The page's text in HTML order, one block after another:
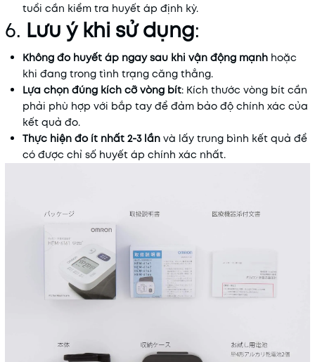
tuổi cần kiểm tra huyết áp định kỳ.
6. Lưu ý khi sử dụng:
Không đo huyết áp ngay sau khi vận động mạnh hoặc
khi đang trong tình trạng căng thẳng.
Lựa chọn đúng kích cỡ vòng bít: Kích thước vòng bít cần
phải phù hợp với bắp tay để đảm bảo độ chính xác của
kết quả đo.
Thực hiện đo ít nhất 2-3 lần và lấy trung bình kết quả để
có được chỉ số huyết áp chính xác nhất.